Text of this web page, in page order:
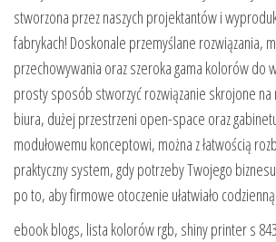
stworzona przez naszych projektantów i
fabrykach! Doskonale przemyślane rozwiązania,
przechowywania oraz szeroka gama kolorów do
prosty sposób stworzyć rozwiązanie skrojone
biura, dużej przestrzeni open-space oraz
modułowemu konceptowi, można z łatwością
praktyczny system, gdy potrzeby Twojego
po to, aby firmowe otoczenie ułatwiało
ebook blogs, lista kolorów rgb, shiny printer s